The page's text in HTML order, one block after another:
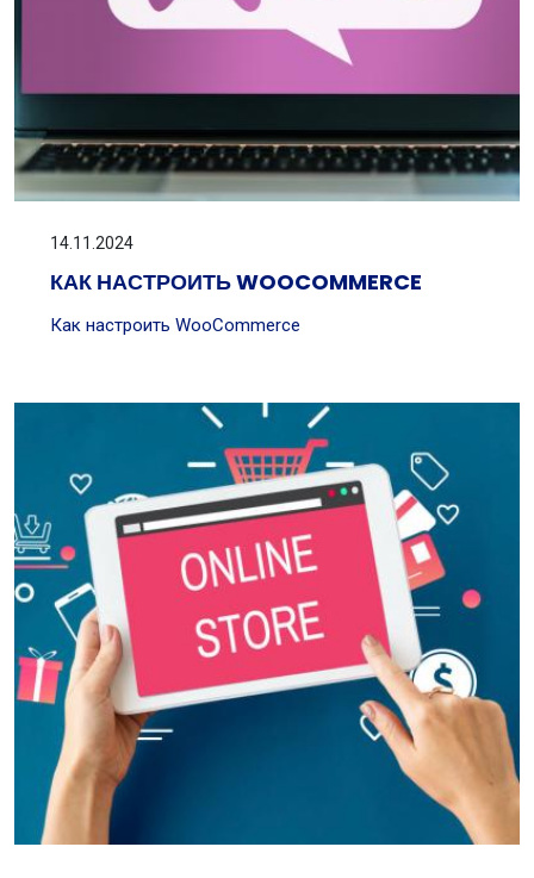
14.11.2024
КАК НАСТРОИТЬ WOOCOMMERCE
Как настроить WooCommerce